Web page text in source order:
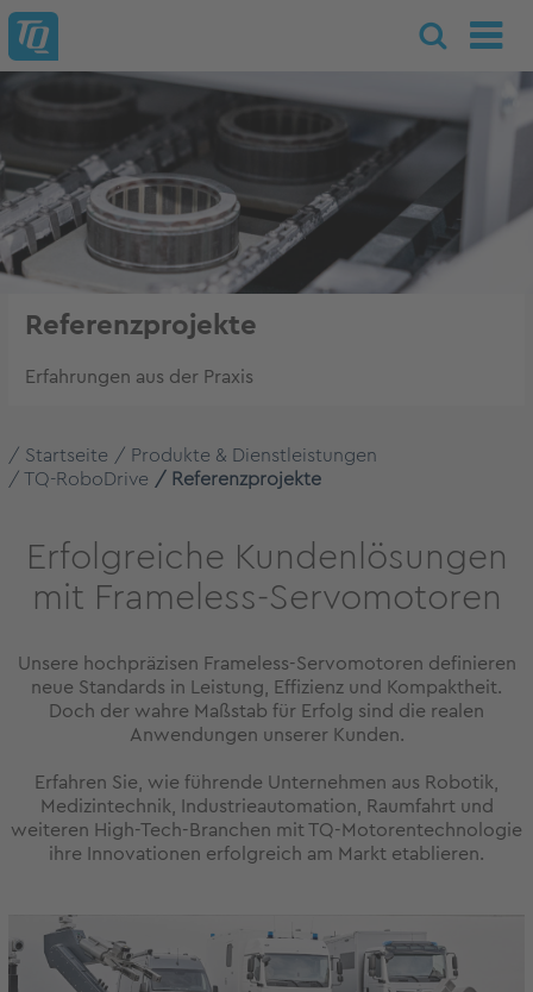
Referenzprojekte
Erfahrungen aus der Praxis
Startseite
Produkte & Dienstleistungen
TQ-RoboDrive
Referenzprojekte
Erfolgreiche Kundenlösungen
mit Frameless-Servomotoren
Unsere hochpräzisen Frameless-Servomotoren definieren
neue Standards in Leistung, Effizienz und Kompaktheit.
Doch der wahre Maßstab für Erfolg sind die realen
Anwendungen unserer Kunden.
Erfahren Sie, wie führende Unternehmen aus Robotik,
Medizintechnik, Industrieautomation, Raumfahrt und
weiteren High-Tech-Branchen mit TQ-Motorentechnologie
ihre Innovationen erfolgreich am Markt etablieren.